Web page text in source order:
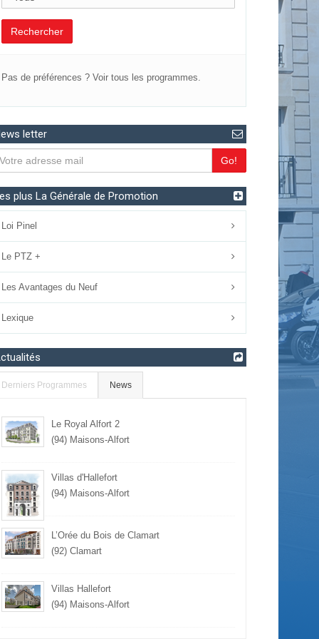
Rechercher
Pas de préférences ? Voir tous les programmes.
letter
Go!
plus La Générale de Promotion
Loi Pinel
Le PTZ +
Les Avantages du Neuf
Lexique
Derniers Programmes News
Le Royal Alfort 2
(94) Maisons-Alfort
Villas d'Hallefort
(94) Maisons-Alfort
L’Orée du Bois de Clamart
(92) Clamart
Villas Hallefort
(94) Maisons-Alfort